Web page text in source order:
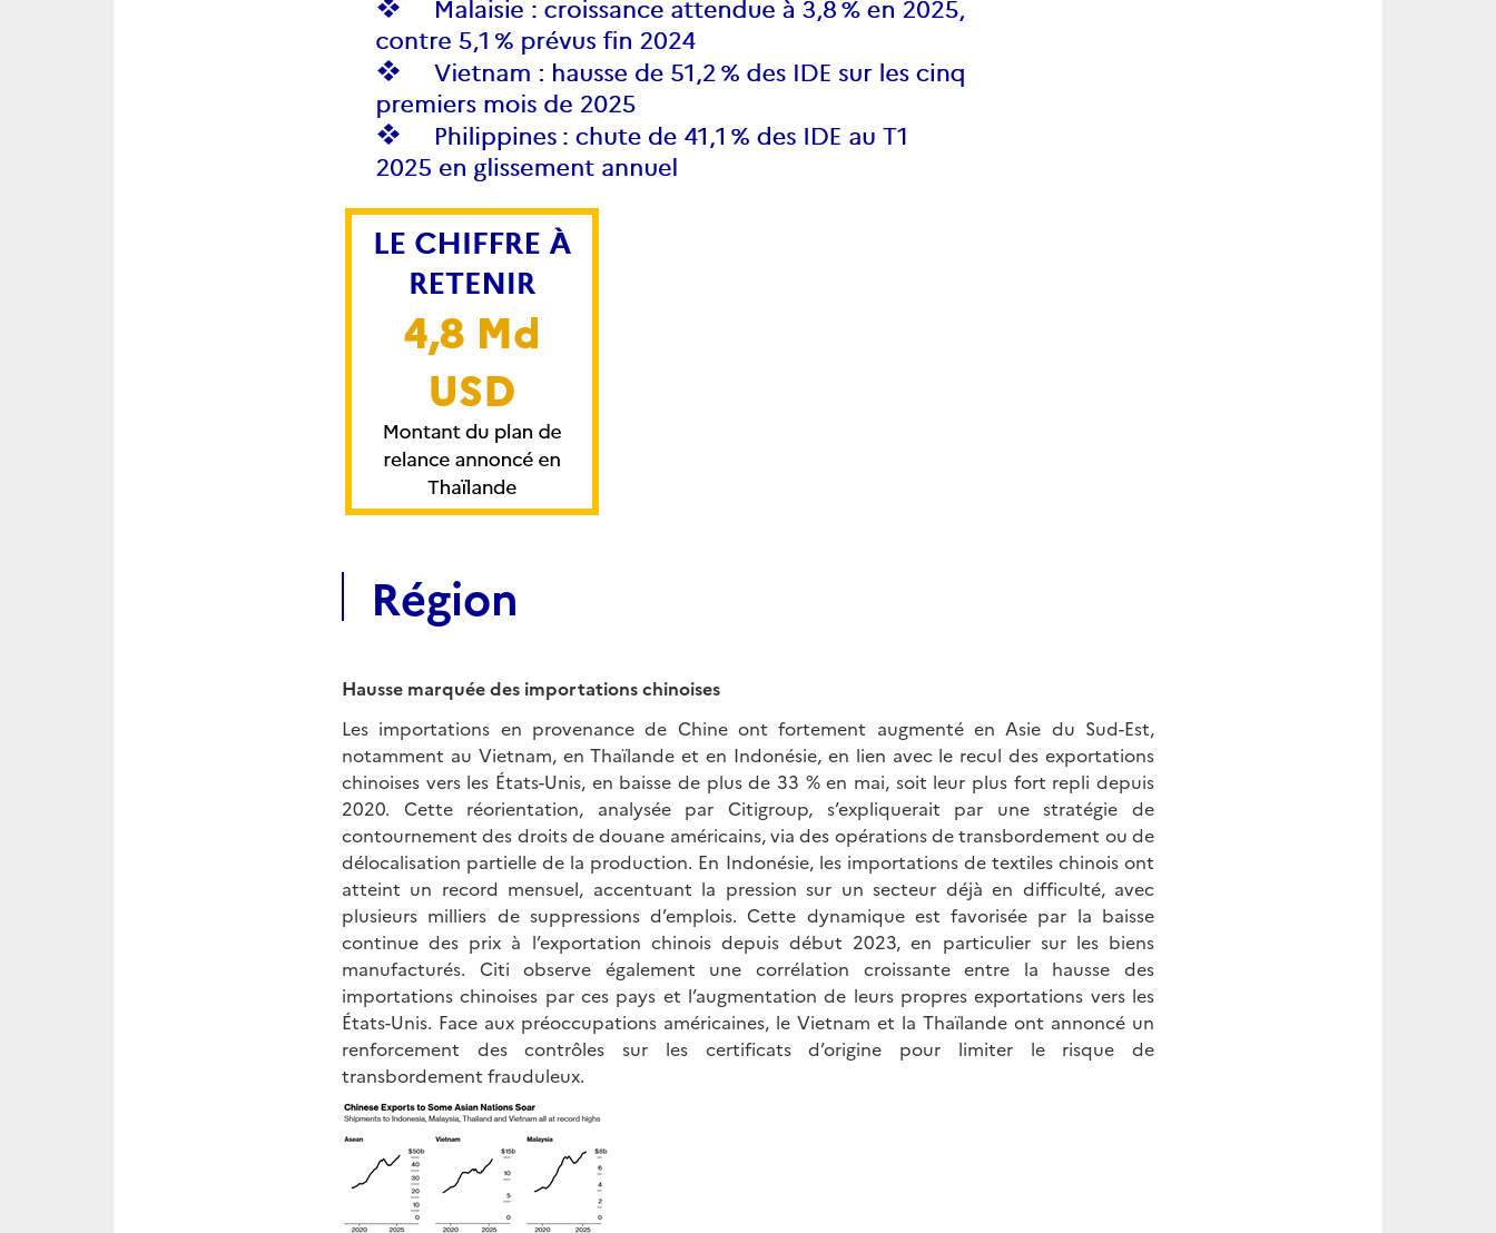
Région
Hausse marquée des importations chinoises
Les importations en provenance de Chine ont fortement augmenté en Asie du Sud-Est,
notamment au Vietnam, en Thaïlande et en Indonésie, en lien avec le recul des exportations
chinoises vers les États-Unis, en baisse de plus de 33 % en mai, soit leur plus fort repli depuis
2020. Cette réorientation, analysée par Citigroup, s’expliquerait par une stratégie de
contournement des droits de douane américains, via des opérations de transbordement ou de
délocalisation partielle de la production. En Indonésie, les importations de textiles chinois ont
atteint un record mensuel, accentuant la pression sur un secteur déjà en difficulté, avec
plusieurs milliers de suppressions d’emplois. Cette dynamique est favorisée par la baisse
continue des prix à l’exportation chinois depuis début 2023, en particulier sur les biens
manufacturés. Citi observe également une corrélation croissante entre la hausse des
importations chinoises par ces pays et l’augmentation de leurs propres exportations vers les
États-Unis. Face aux préoccupations américaines, le Vietnam et la Thaïlande ont annoncé un
renforcement des contrôles sur les certificats d’origine pour limiter le risque de
transbordement frauduleux.